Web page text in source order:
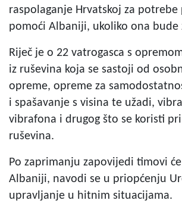
raspolaganje Hrvatskoj za potrebe
pomoći Albaniji, ukoliko ona bude
Riječ je o 22 vatrogasca s
iz ruševina koja se sastoji od
opreme, opreme za
i spašavanje s visina te užadi,
vibrafona i drugog što se koristi
ruševina.
Po zaprimanju zapovijedi timovi
Albaniji, navodi se u priopćenju
upravljanje u hitnim situacijama.